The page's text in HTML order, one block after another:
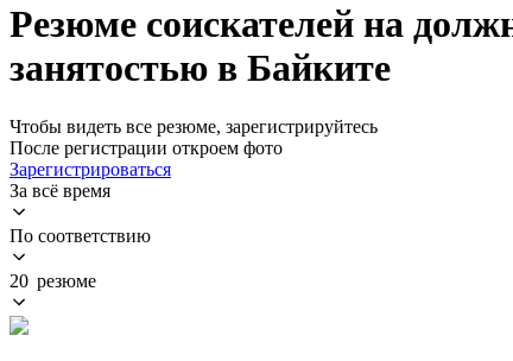
Резюме соискателей на
занятостью в Байките
Чтобы видеть все резюме, зарегистрируйтесь
После регистрации откроем фото
Зарегистрироваться
За всё время
По соответствию
20 резюме